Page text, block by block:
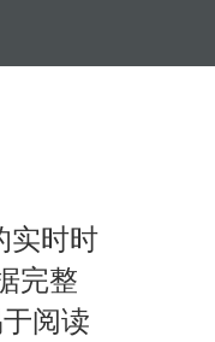
实时时
完整
阅读